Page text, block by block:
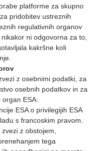
platforme za skupno
pridobitev ustreznih
regulativnih organov
ni odgovorna za to,
kakršne koli
z osebnimi podatki, za
osebnih podatkov in za
ESA:
ESA o privilegijih ESA
s francoskim pravom.
z obstojem,
tega